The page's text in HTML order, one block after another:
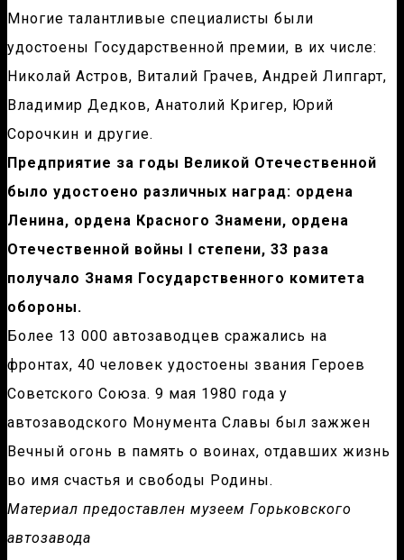
Многие талантливые специалисты были
удостоены Государственной премии, в их числе:
Николай Астров, Виталий Грачев, Андрей Липгарт,
Владимир Дедков, Анатолий Кригер, Юрий
Сорочкин и другие.
Предприятие за годы Великой Отечественной
было удостоено различных наград: ордена
Ленина, ордена Красного Знамени, ордена
Отечественной войны I степени, 33 раза
получало Знамя Государственного комитета
обороны.
Более 13 000 автозаводцев сражались на
фронтах, 40 человек удостоены звания Героев
Советского Союза. 9 мая 1980 года у
автозаводского Монумента Славы был зажжен
Вечный огонь в память о воинах, отдавших жизнь
во имя счастья и свободы Родины.
Материал предоставлен музеем Горьковского
автозавода